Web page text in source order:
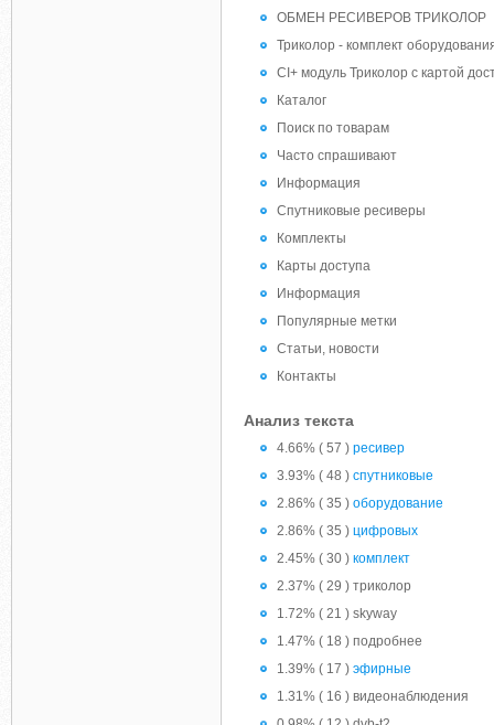
ОБМЕН РЕСИВЕРОВ ТРИКОЛОР
Триколор - комплект
CI+ модуль Триколор с картой
Каталог
Поиск по товарам
Часто спрашивают
Информация
Спутниковые ресиверы
Комплекты
Карты доступа
Информация
Популярные метки
Статьи, новости
Контакты
Анализ текста
4.66% ( 57 ) ресивер
3.93% ( 48 ) спутниковые
2.86% ( 35 ) оборудование
2.86% ( 35 ) цифровых
2.45% ( 30 ) комплект
2.37% ( 29 ) триколор
1.72% ( 21 ) skyway
1.47% ( 18 ) подробнее
1.39% ( 17 ) эфирные
1.31% ( 16 ) видеонаблюдения